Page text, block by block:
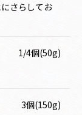
さらしてお
1/4個(50g)
3個(150g)